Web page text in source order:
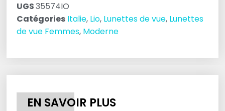
UGS35574IO
Catégories Italie, Lio, Lunettes de vue, Lunettes
de vue Femmes, Moderne
EN SAVOIR PLUS